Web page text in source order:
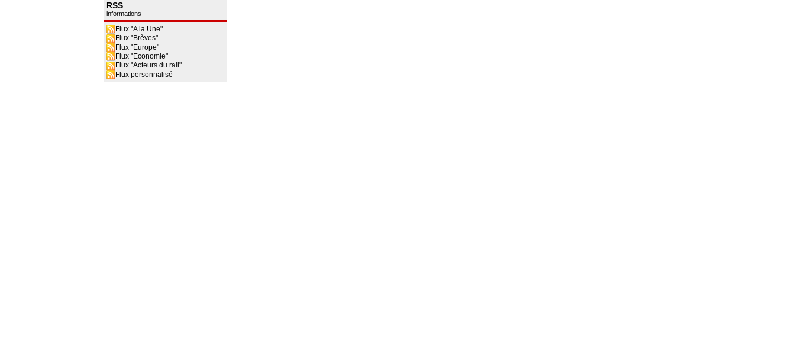
RSS
informations
Flux "A la Une"
Flux "Brèves"
Flux "Europe"
Flux "Economie"
Flux "Acteurs du rail"
Flux personnalisé